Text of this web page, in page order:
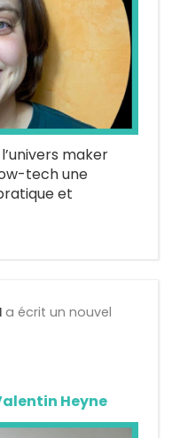
maker
tech une
et
a écrit un nouvel
Heyne